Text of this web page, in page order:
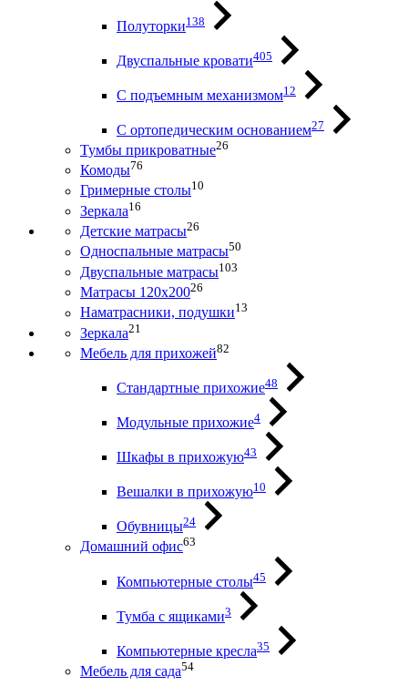
Полуторки138
Двуспальные кровати405
С подъемным механизмом12
С ортопедическим основанием27
Тумбы прикроватные26
Комоды76
Гримерные столы10
Зеркала16
Детские матрасы26
Односпальные матрасы50
Двуспальные матрасы103
Матрасы 120х20026
Наматрасники, подушки13
Зеркала21
Мебель для прихожей82
Стандартные прихожие48
Модульные прихожие4
Шкафы в прихожую43
Вешалки в прихожую10
Обувницы24
Домашний офис63
Компьютерные столы45
Тумба с ящиками3
Компьютерные кресла35
Мебель для сада54